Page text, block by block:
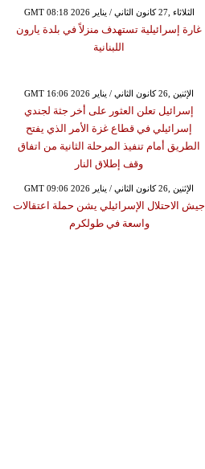
GMT 08:18 2026 الثلاثاء ,27 كانون الثاني / يناير
غارة إسرائيلية تستهدف منزلاً في بلدة يارون
اللبنانية
GMT 16:06 2026 الإثنين ,26 كانون الثاني / يناير
إسرائيل تعلن العثور على أخر جثة لجندي
إسرائيلي في قطاع غزة الأمر الذي يفتح
الطريق أمام تنفيذ المرحلة الثانية من اتفاق
وقف إطلاق النار
GMT 09:06 2026 الإثنين ,26 كانون الثاني / يناير
جيش الاحتلال الإسرائيلي يشن حملة اعتقالات
واسعة في طولكرم